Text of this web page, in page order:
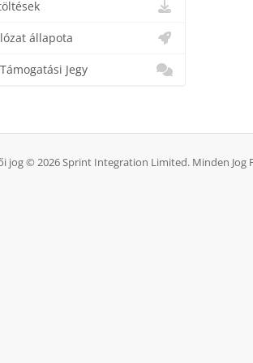
állapota
Jegy
jog © 2026 Sprint Integration Limited. Minden Jog